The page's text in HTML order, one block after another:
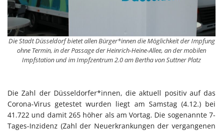
Die Stadt Düsseldorf bietet allen Bürger*innen die Möglichkeit der Impfung
ohne Termin, in der Passage der Heinrich-Heine-Allee, an der mobilen
Impfstation und im Impfzentrum 2.0 am Bertha von Suttner Platz
Die Zahl der Düsseldorfer*innen, die aktuell positiv auf das
Corona-Virus getestet wurden liegt am Samstag (4.12.) bei
41.722 und damit 265 höher als am Vortag. Die sogenannte 7-
Tages-Inzidenz (Zahl der Neuerkrankungen der vergangenen